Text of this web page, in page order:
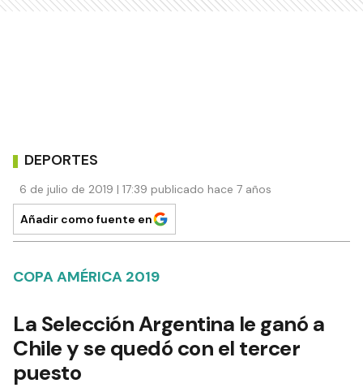
DEPORTES
6 de julio de 2019 | 17:39 publicado hace 7 años
Añadir como fuente en
COPA AMÉRICA 2019
La Selección Argentina le ganó a
Chile y se quedó con el tercer
puesto